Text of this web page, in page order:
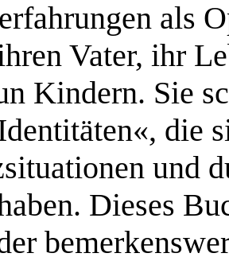
als
Vater, ihr
Kindern. Sie
die
und
Dieses